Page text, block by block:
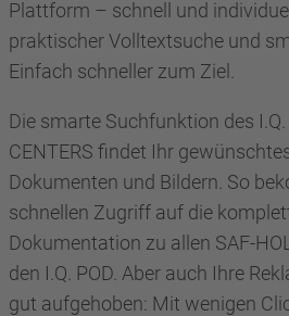
Plattform – schnell und
praktischer Volltextsuche und
Einfach schneller zum Ziel.
Die smarte Suchfunktion des I.Q.
CENTERS findet Ihr
Dokumenten und Bildern. So
schnellen Zugriff auf die
Dokumentation zu allen SAF-
den I.Q. POD. Aber auch Ihre
gut aufgehoben: Mit wenigen